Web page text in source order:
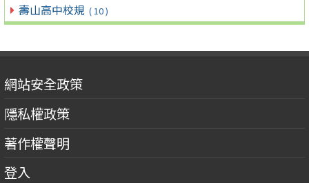
壽山高中校規 ( 10 )
網站安全政策
隱私權政策
著作權聲明
登入